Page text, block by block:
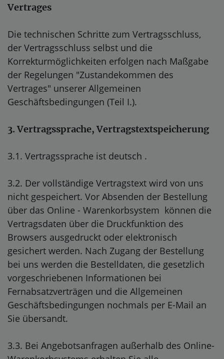
Vertrages
Die technischen Schritte zum Vertragsschluss,
der Vertragsschluss selbst und die
Korrekturmöglichkeiten erfolgen nach Maßgabe
der Regelungen "Zustandekommen des
Vertrages" unserer Allgemeinen
Geschäftsbedingungen (Teil I.).
3. Vertragssprache, Vertragstextspeicherung
3.1. Vertragssprache ist deutsch .
3.2. Der vollständige Vertragstext wird von uns
nicht gespeichert. Vor Absenden der Bestellung
über das Online - Warenkorbsystem können die
Vertragsdaten über die Druckfunktion des
Browsers ausgedruckt oder elektronisch
gesichert werden. Nach Zugang der Bestellung
bei uns werden die Bestelldaten, die gesetzlich
vorgeschriebenen Informationen bei
Fernabsatzverträgen und die Allgemeinen
Geschäftsbedingungen nochmals per E-Mail an
Sie übersandt.
3.3. Bei Angebotsanfragen außerhalb des Online-